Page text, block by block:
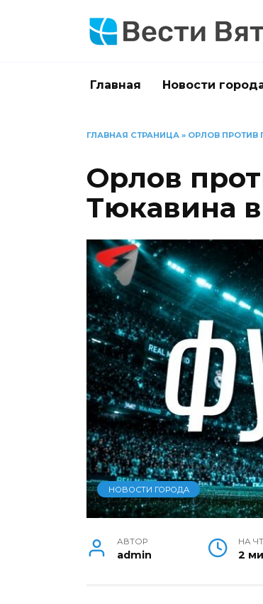
Главная Новости
ГЛАВНАЯ СТРАНИЦА » ОРЛОВ ПРОТИВ
Орлов
Тюкавина
НОВОСТИ ГОРОДА
АВТОР
admin
НА
2